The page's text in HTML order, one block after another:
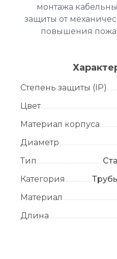
монтажа
защиты от
повышения
Степень защиты (IP)
Цвет
Материал корпуса
Диаметр
Тип
Категория
Материал
Длина